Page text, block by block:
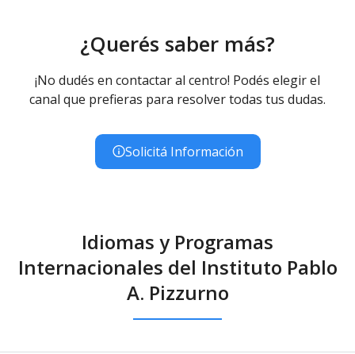
¿Querés saber más?
¡No dudés en contactar al centro! Podés elegir el
canal que prefieras para resolver todas tus dudas.
Solicitá Información
Idiomas y Programas
Internacionales del Instituto Pablo
A. Pizzurno